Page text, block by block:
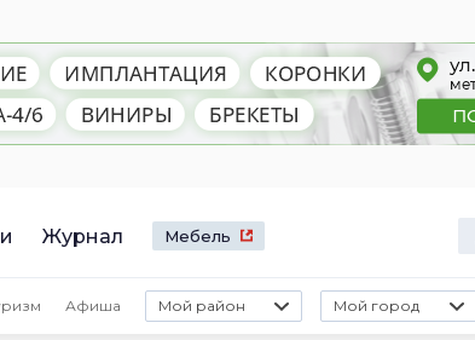
Журнал Мебель
Афиша Мой район Мой город